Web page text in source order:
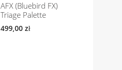
AFX (Bluebird FX)
Triage Palette
499,00 zł